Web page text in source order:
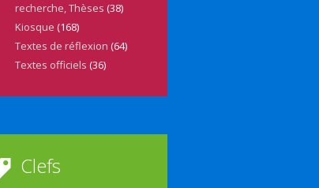
recherche, Thèses (38)
Kiosque (168)
Textes de réflexion (64)
Textes officiels (36)
Clefs